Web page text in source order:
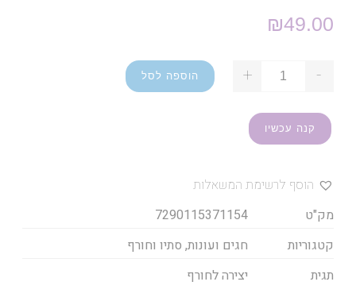
₪49.00
-
+ הוספה לסל
קנה עכשיו
הוסף לרשימת המשאלות
מק"ט
7290115371154
קטגוריות
חגים ועונות, סתיו וחורף
תגית
יצירה לחורף